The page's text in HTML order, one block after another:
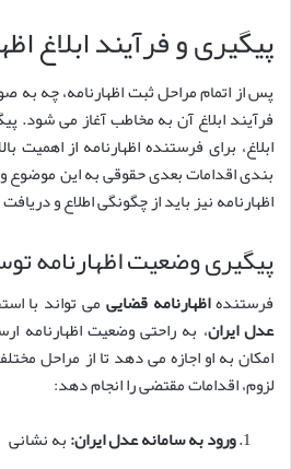
پیگیری و فرآیند ابلاغ
پس از اتمام مراحل ثبت اظهارنامه، چه به
فرآیند ابلاغ آن به مخاطب آغاز می شود.
ابلاغ، برای فرستنده اظهارنامه از اهمیت
بندی اقدامات بعدی حقوقی به این
اظهارنامه نیز باید از چگونگی اطلاع و
پیگیری وضعیت اظهارنامه
فرستندهاظهارنامه قضاییمی تواند با
عدل ایران، به راحتی وضعیت اظهارنامه
امکان به او اجازه می دهد تا از مراحل
لزوم، اقدامات مقتضی را انجام دهد:
ورود به سامانه عدل ایران:به نشانی